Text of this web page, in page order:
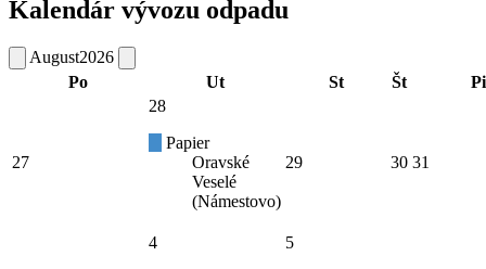
Kalendár vývozu odpadu
August2026
Po
Ut St Št Pi
27
28
Papier
Oravské
Veselé
(Námestovo)
29 30 31
4
5